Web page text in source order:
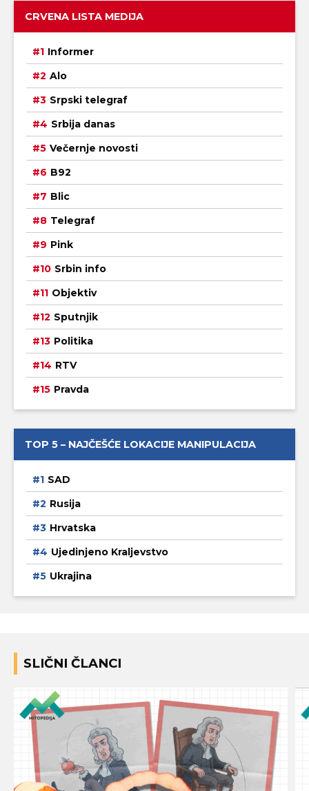
CRVENA LISTA MEDIJA
Informer
Alo
Srpski telegraf
Srbija danas
Večernje novosti
B92
Blic
Telegraf
Pink
Srbin info
Objektiv
Sputnjik
Politika
RTV
Pravda
TOP 5 – NAJČEŠĆE LOKACIJE MANIPULACIJA
SAD
Rusija
Hrvatska
Ujedinjeno Kraljevstvo
Ukrajina
SLIČNI ČLANCI